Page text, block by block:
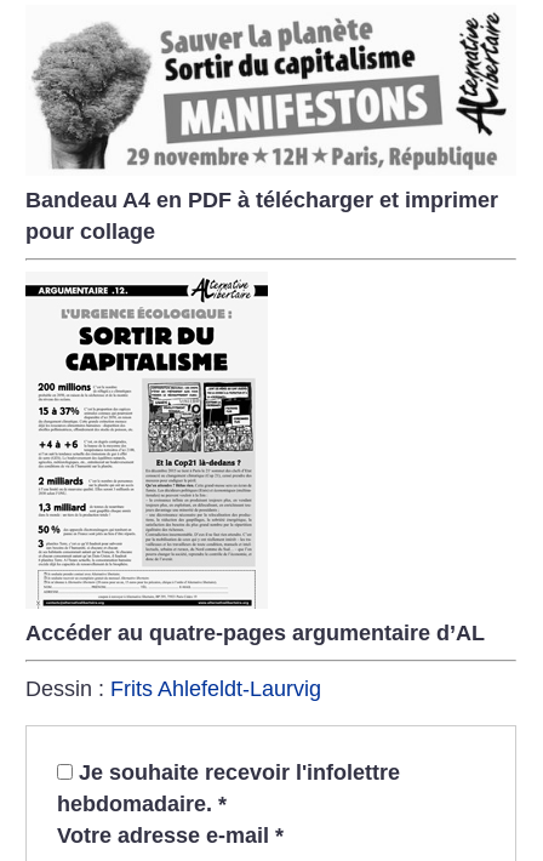
Bandeau A4 en PDF à télécharger et imprimer
pour collage
Accéder au quatre-pages argumentaire d’AL
Dessin : Frits Ahlefeldt-Laurvig
Je souhaite recevoir l'infolettre
hebdomadaire. *
Votre adresse e-mail *